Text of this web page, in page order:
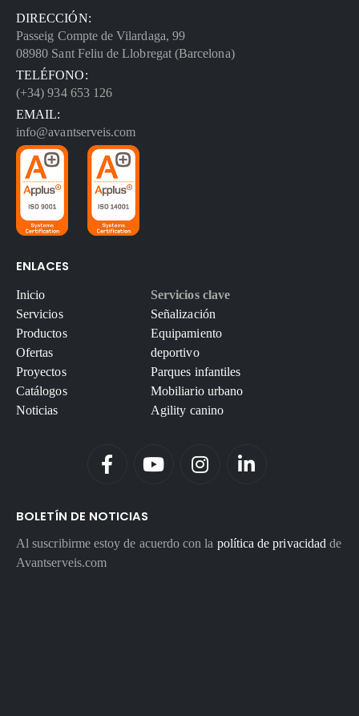
DIRECCIÓN:
Passeig Compte de Vilardaga, 99
08980 Sant Feliu de Llobregat (Barcelona)
TELÉFONO:
(+34) 934 653 126
EMAIL:
info@avantserveis.com
ENLACES
Inicio
Servicios
Productos
Ofertas
Proyectos
Catálogos
Noticias
Servicios clave
Señalización
Equipamiento
deportivo
Parques infantiles
Mobiliario urbano
Agility canino
BOLETÍN DE NOTICIAS
Al suscribirme estoy de acuerdo con la política de privacidad de
Avantserveis.com